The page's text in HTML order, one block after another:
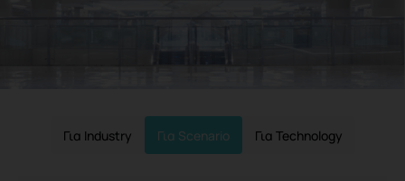
Για Industry Για Scenario Για Technology